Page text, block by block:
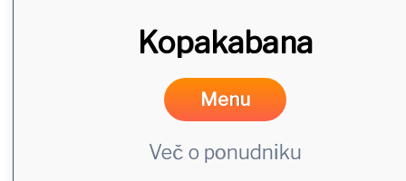
Kopakabana
Menu
Več o ponudniku